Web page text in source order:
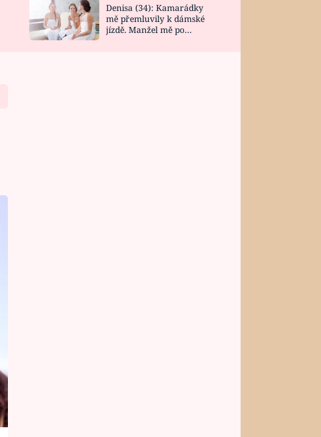
DESIGN
Denisa (34): Kamarádky
mě přemluvily k dámské
jízdě. Manžel mě po